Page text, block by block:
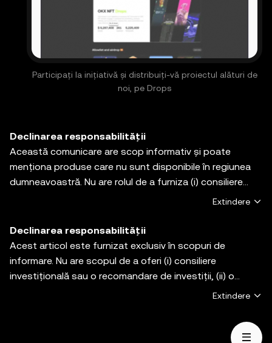
Participați la inițiativă și distribuiți-vă proiectul alături de
noi, pe Drops
Declinarea responsabilității
Această comunicare are scop informativ și poate
menționa produse care nu sunt disponibile în regiunea
dumneavoastră. Nu are rolul de a furniza (i) consiliere
investițională sau o recomandare de investiție; (ii)nu
sau deținere de active digitale, și (iii) nu reprezintă
consultanță financiară, contabilă, juridică, sau fiscală.
Deținerile de active digitale, inclusiv criptomonedele
stabile și NFT-urile, implică un grad ridicat de risc și pot
vedere propria situație financiară. Vă recomandăm să vă
Extindere
Declinarea responsabilității
Acest articol este furnizat exclusiv în scopuri de
informare. Nu are scopul de a oferi (i) consiliere
investițională sau o recomandare de investiții, (ii) o
ofertă sau o solicitare de a cumpăra, vinde sau deține
Extindere